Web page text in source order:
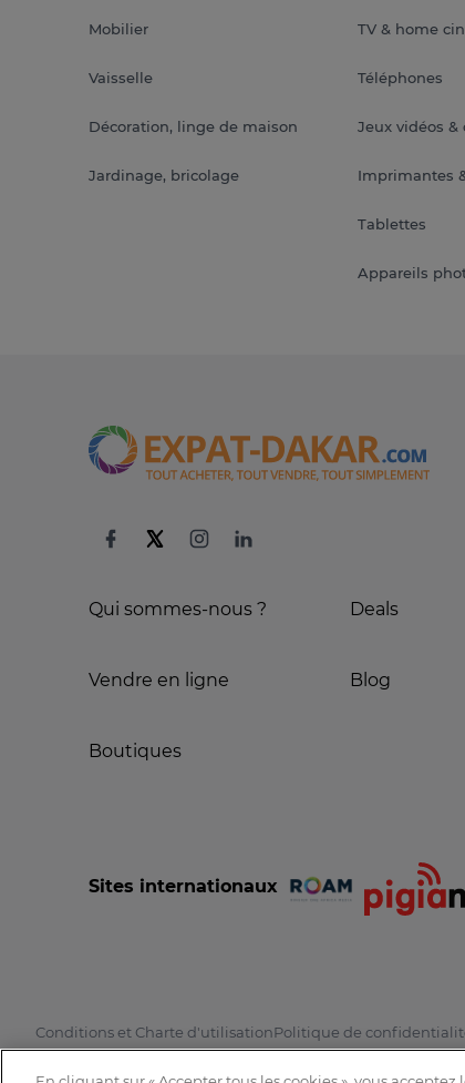
Mobilier
Vaisselle
Décoration, linge de maison
Jardinage, bricolage
TV & home
Téléphones
Jeux vidéos &
Imprimantes
Tablettes
Appareils
Qui sommes-nous ?
Vendre en ligne
Boutiques
Deals
Blog
Sites internationaux
Conditions et Charte d'utilisationPolitique de